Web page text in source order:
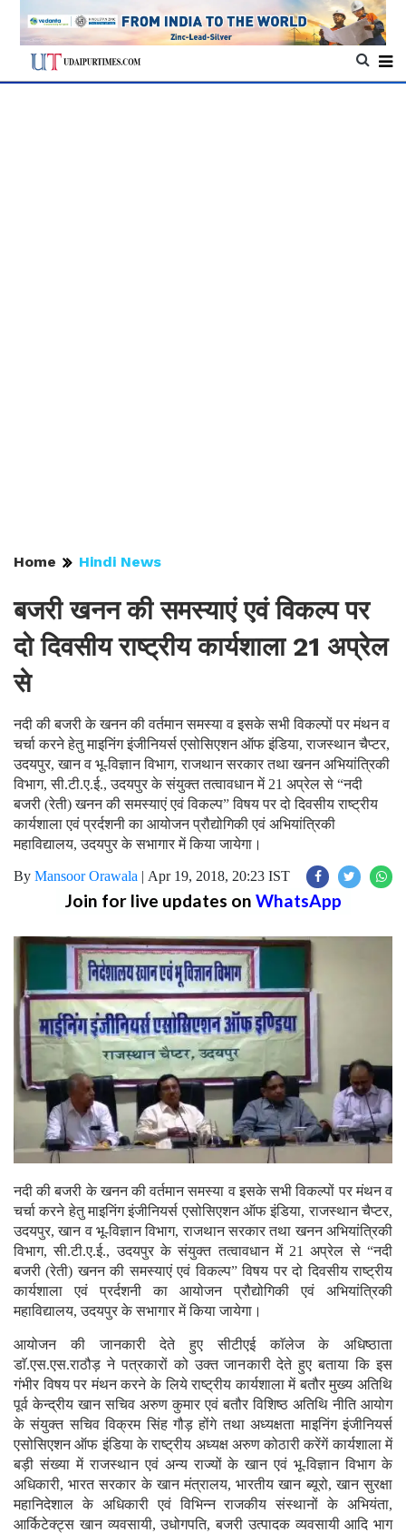
Home Hindi News
बजरी खनन की समस्याएं एवं विकल्प पर
दो दिवसीय राष्ट्रीय कार्यशाला 21 अप्रेल
से
नदी की बजरी के खनन की वर्तमान समस्या व इसके सभी विकल्पों पर मंथन व
चर्चा करने हेतु माइनिंग इंजीनियर्स एसोसिएशन ऑफ इंडिया, राजस्थान चैप्टर,
उदयपुर, खान व भू-विज्ञान विभाग, राजथान सरकार तथा खनन अभियांत्रिकी
विभाग, सी.टी.ए.ई., उदयपुर के संयुक्त तत्वावधान में 21 अप्रेल से “नदी
बजरी (रेती) खनन की समस्याएं एवं विकल्प” विषय पर दो दिवसीय राष्ट्रीय
कार्यशाला एवं प्रर्दशनी का आयोजन प्रौद्योगिकी एवं अभियांत्रिकी
महाविद्यालय, उदयपुर के सभागार में किया जायेगा।
By Mansoor Orawala | Apr 19, 2018, 20:23 IST
Join for live updates on WhatsApp
नदी की बजरी के खनन की वर्तमान समस्या व इसके सभी विकल्पों पर मंथन व
चर्चा करने हेतु माइनिंग इंजीनियर्स एसोसिएशन ऑफ इंडिया, राजस्थान चैप्टर,
उदयपुर, खान व भू-विज्ञान विभाग, राजथान सरकार तथा खनन अभियांत्रिकी
विभाग, सी.टी.ए.ई., उदयपुर के संयुक्त तत्वावधान में 21 अप्रेल से “नदी
बजरी (रेती) खनन की समस्याएं एवं विकल्प” विषय पर दो दिवसीय राष्ट्रीय
कार्यशाला एवं प्रर्दशनी का आयोजन प्रौद्योगिकी एवं अभियांत्रिकी
महाविद्यालय, उदयपुर के सभागार में किया जायेगा।
आयोजन की जानकारी देते हुए सीटीएई काॅलेज के अधिष्ठाता
डाॅ.एस.एस.राठौड़ ने पत्रकारों को उक्त जानकारी देते हुए बताया कि इस
गंभीर विषय पर मंथन करने के लिये राष्ट्रीय कार्यशाला में बतौर मुख्य अतिथि
पूर्व केन्द्रीय खान सचिव अरुण कुमार एवं बतौर विशिष्ठ अतिथि नीति आयोग
के संयुक्त सचिव विक्रम सिंह गौड़ होंगे तथा अध्यक्षता माइनिंग इंजीनियर्स
एसोसिएशन ऑफ इंडिया के राष्ट्रीय अध्यक्ष अरुण कोठारी करेंगें कार्यशाला में
बड़ी संख्या में राजस्थान एवं अन्य राज्यों के खान एवं भू-विज्ञान विभाग के
अधिकारी, भारत सरकार के खान मंत्रालय, भारतीय खान ब्यूरो, खान सुरक्षा
महानिदेशाल के अधिकारी एवं विभिन्न राजकीय संस्थानों के अभियंता,
आर्किटेक्ट्स खान व्यवसायी, उधोगपति, बजरी उत्पादक व्यवसायी आदि भाग